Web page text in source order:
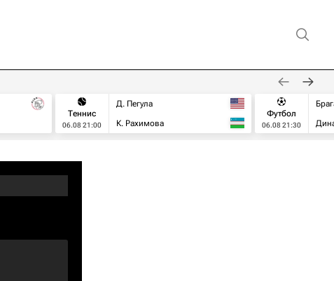
Теннис
06.08 21:00
Д. Пегула
К. Рахимова
Футбол
06.08 21:30